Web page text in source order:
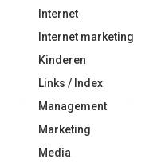
Internet
Internet marketing
Kinderen
Links / Index
Management
Marketing
Media